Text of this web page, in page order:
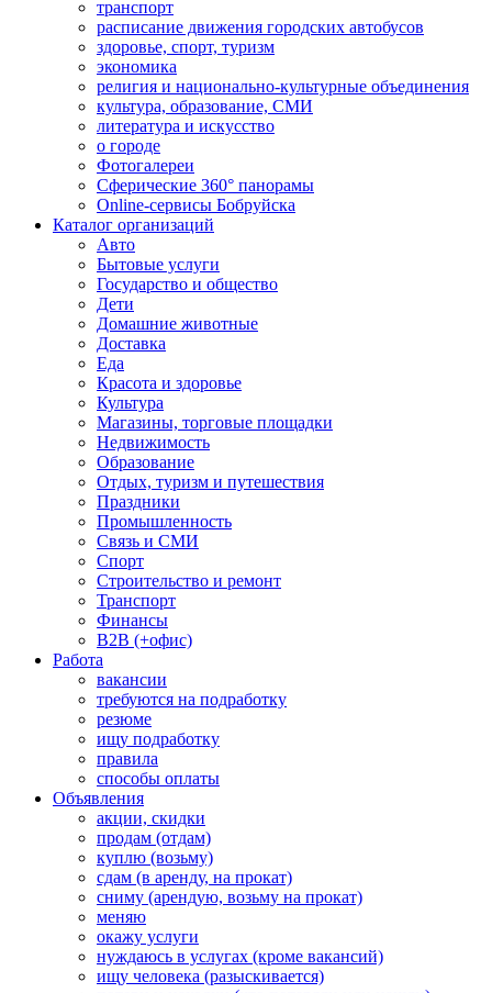
транспорт
расписание движения городских автобусов
здоровье, спорт, туризм
экономика
религия и национально-культурные объединения
культура, образование, СМИ
литература и искусство
о городе
Фотогалереи
Сферические 360° панорамы
Online-сервисы Бобруйска
Каталог организаций
Авто
Бытовые услуги
Государство и общество
Дети
Домашние животные
Доставка
Еда
Красота и здоровье
Культура
Магазины, торговые площадки
Недвижимость
Образование
Отдых, туризм и путешествия
Праздники
Промышленность
Связь и СМИ
Спорт
Строительство и ремонт
Транспорт
Финансы
B2B (+офис)
Работа
вакансии
требуются на подработку
резюме
ищу подработку
правила
способы оплаты
Объявления
акции, скидки
продам (отдам)
куплю (возьму)
сдам (в аренду, на прокат)
сниму (арендую, возьму на прокат)
меняю
окажу услуги
нуждаюсь в услугах (кроме вакансий)
ищу человека (разыскивается)